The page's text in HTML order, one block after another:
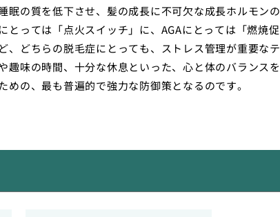
眠の質を低下させ、髪の成長に不可欠な成長ホルモンの
っては「点火スイッチ」に、AGAにとっては「燃焼促
どちらの脱毛症にとっても、ストレス管理が重要なテ
味の時間、十分な休息といった、心と体のバランスを
の、最も普遍的で強力な防御策となるのです。